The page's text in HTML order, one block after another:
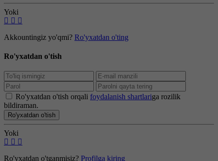
Yoki
Akkountingiz yo'qmi? Ro'yxatdan o'ting
Ro'yxatdan o'tish
Ro'yxatdan o'tish orqali foydalanish shartlariga rozilik
bildiraman.
Ro'yxatdan o'tish
Yoki
Ro'yxatdan o'tganmisiz? Profilga kiring